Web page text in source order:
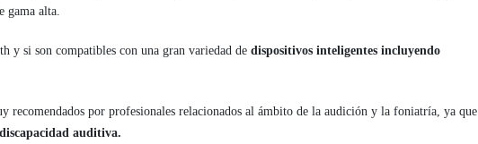
gama alta.
y si son compatibles con una gran variedad de dispositivos inteligentes incluyendo
recomendados por profesionales relacionados al ámbito de la audición y la foniatría, ya que
auditiva.